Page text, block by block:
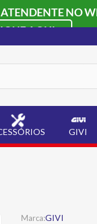
NO
AQUI
GIVI
GIVI